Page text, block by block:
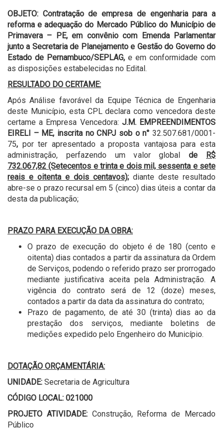
OBJETO: Contratação de empresa de engenharia para a
reforma e adequação do Mercado Público do Município de
Primavera – PE, em convênio com Emenda Parlamentar
junto a Secretaria de Planejamento e Gestão do Governo do
Estado de Pernambuco/SEPLAG, e em conformidade com
as disposições estabelecidas no Edital.
RESULTADO DO CERTAME:
Após Análise favorável da Equipe Técnica de Engenharia
deste Município, esta CPL declara como vencedora deste
certame a Empresa Vencedora: J.M. EMPREENDIMENTOS
EIRELI – ME, inscrita no CNPJ sob o n° 32.507.681/0001-
75, por ter apresentado a proposta vantajosa para esta
administração, perfazendo um valor globalde
R$
732.067,82 (Setecentos e trinta e dois mil, sessenta e sete
reais e oitenta e dois centavos); diante deste resultado
abre-se o prazo recursal em 5 (cinco) dias úteis a contar da
desta da publicação;
PRAZO PARA EXECUÇÃO DA OBRA:
O prazo de execução do objeto é de 180 (cento e
oitenta) dias contados a partir da assinatura da Ordem
de Serviços, podendo o referido prazo ser prorrogado
mediante justificativa aceita pela Administração. A
vigência do contrato será de 12 (doze) meses,
contados a partir da data da assinatura do contrato;
Prazo de pagamento, de até 30 (trinta) dias ao da
prestação dos serviços, mediante boletins de
medições expedido pelo Engenheiro do Município.
DOTAÇÃO ORÇAMENTÁRIA:
UNIDADE: Secretaria de Agricultura
CÓDIGO LOCAL: 021000
PROJETO ATIVIDADE: Construção, Reforma de Mercado
Público